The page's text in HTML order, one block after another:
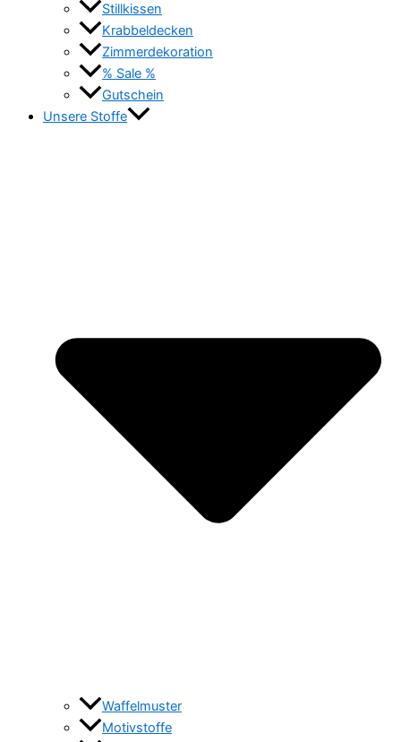
Stillkissen
Krabbeldecken
Zimmerdekoration
% Sale %
Gutschein
Unsere Stoffe
Waffelmuster
Motivstoffe